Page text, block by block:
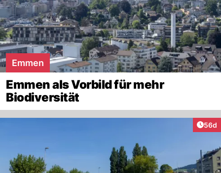
Emmen
Emmen als Vorbild für mehr
Biodiversität
56d